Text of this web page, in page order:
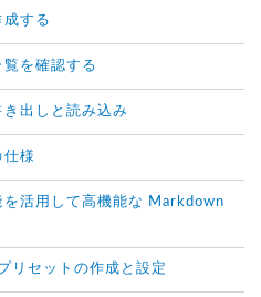
する
を確認する
出しと読み込み
仕様
を活用して高機能な Markdown
リセットの作成と設定